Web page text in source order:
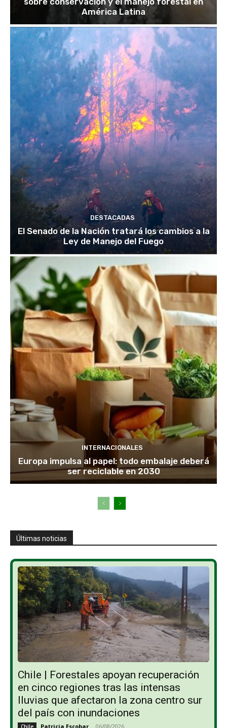
América Latina
DESTACADAS
El Senado de la Nación tratará los cambios a la
Ley de Manejo del Fuego
INTERNACIONALES
Europa impulsa al papel: todo embalaje deberá
ser reciclable en 2030
Últimas noticias
Chile | Forestales apoyan recuperación
en cinco regiones tras las intensas
lluvias que afectaron la zona centro sur
del país con inundaciones
Patricia Escobar - 06/08/2026